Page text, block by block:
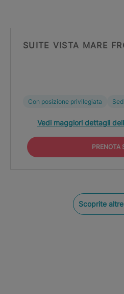
SUITE VISTA MARE
Con posizione privilegiata
Vedi maggiori dettagli
PRENOTA
Scoprite